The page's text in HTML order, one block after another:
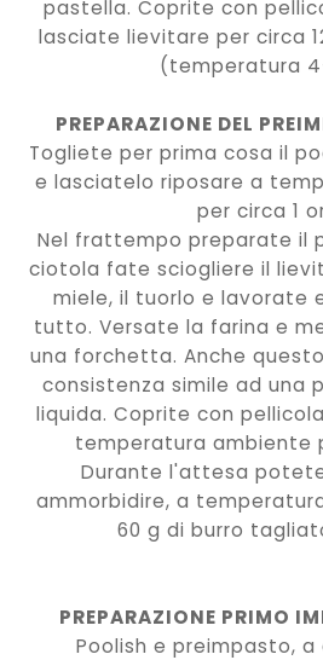
pastella. Coprite con
lasciate lievitare per circa
(temperatura
PREPARAZIONE DEL
Togliete per prima cosa il
e lasciatelo riposare a
per circa 1
Nel frattempo preparate il
ciotola fate sciogliere il
miele, il tuorlo e lavorate
tutto. Versate la farina e
una forchetta. Anche
consistenza simile ad una
liquida. Coprite con
temperatura ambiente
Durante l'attesa
ammorbidire, a
60 g di burro
PREPARAZIONE PRIMO
Poolish e preimpasto,